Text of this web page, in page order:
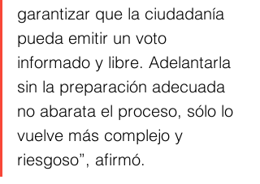
garantizar que la ciudadanía
pueda emitir un voto
informado y libre. Adelantarla
sin la preparación adecuada
no abarata el proceso, sólo lo
vuelve más complejo y
riesgoso”, afirmó.